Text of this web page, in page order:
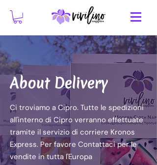
About Delivery
Ci troviamo a Cipro. Tutte le spedizioni
all'interno di Cipro verranno effettuate
tramite il servizio di corriere Kronos
Express. Per favore Contattaci per le
vendite in tutta l'Europa